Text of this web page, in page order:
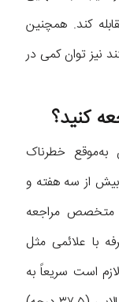
کند. همچنین
نیز توان کمی در
کنید؟
خطرناک
بیش از سه هفته و
متخصص مراجعه
با علائمی مثل
است سریعاً به